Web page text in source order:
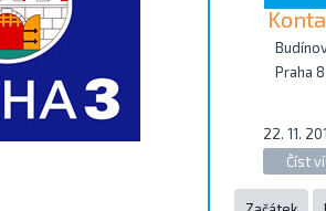
Praha 8
22. 11.
Číst